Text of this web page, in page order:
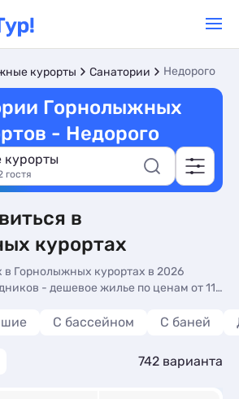
курорты Санатории Недорого
Горнолыжных
- Недорого
курорты
гостя
в
курортах
в Горнолыжных курортах в 2026
- дешевое жилье по ценам от 115
С бассейном С баней
742 варианта